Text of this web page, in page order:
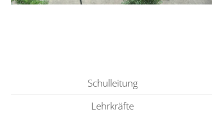
Schulleitung
Lehrkräfte